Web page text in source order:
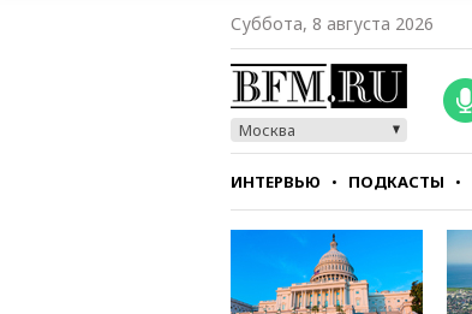
Суббота, 8 августа 2026
Москва
ИНТЕРВЬЮ ПОДКАСТЫ
СТИЛЬ ТЕСТЫ